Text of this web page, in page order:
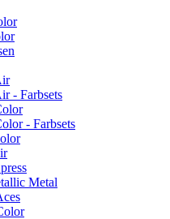
- Farbsets
- Farbsets
Metal